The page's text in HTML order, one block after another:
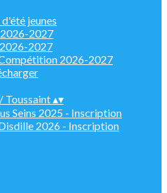
jeunes
2026-2027
2027
2026-2027
Toussaint▴▾
Seins 2025 - Inscription
2026 - Inscription